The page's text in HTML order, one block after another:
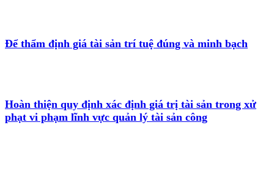
Để thẩm định giá tài sản trí tuệ đúng và minh bạch
Hoàn thiện quy định xác định giá trị tài sản trong xử
phạt vi phạm lĩnh vực quản lý tài sản công